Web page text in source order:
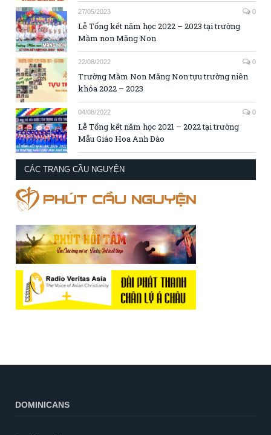
27/05/2023 0
Lễ Tổng kết năm học 2022 – 2023 tại trường
Mầm non Măng Non
22/08/2022 0
Trường Mầm Non Măng Non tựu trường niên
khóa 2022 – 2023
04/08/2022 0
Lễ Tổng kết năm học 2021 – 2022 tại trường
Mẫu Giáo Hoa Anh Đào
CÁC TRANG CẦU NGUYỆN
DOMINICANS